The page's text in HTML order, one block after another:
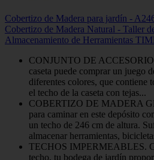
Cobertizo de Madera para jardín -
Cobertizo de Madera Natural - Taller
Almacenamiento de Herramientas
CONJUNTO DE
caseta puede comprar un juego
diferentes colores, que contiene
el techo de la caseta con tejas...
COBERTIZO DE MADERA
para caminar en este depósito
un techo de 246 cm de altura.
almacenar herramientas,
TECHOS IMPERMEABLES.
techo, tu bodega de jardín